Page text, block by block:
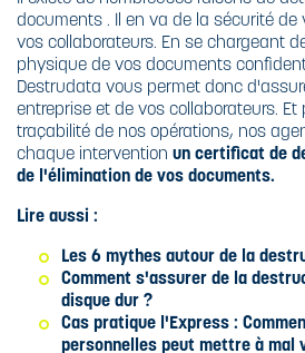
documents . Il en va de la sécurité de
vos collaborateurs. En se chargeant
physique de vos documents
Destrudata vous permet donc
entreprise et de vos collaborateurs. Et
traçabilité de nos opérations, nos
chaque intervention un certificat de
de l'élimination de vos documents.
Lire aussi :
Les 6 mythes autour de la
Comment s'assurer de la
disque dur ?
Cas pratique l'Express :
personnelles peut mettre à mal